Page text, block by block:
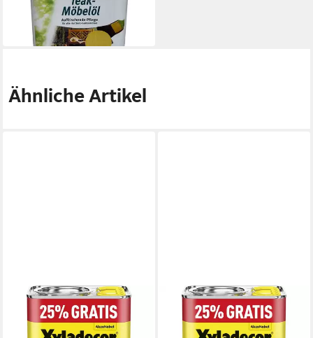
19,40 €
(25,87 €/ 1 l)
in 5-6 Werktagen bei dir
Ähnliche Artikel
XYLADECOR
Holzschutzlasur Xyladecor
Holzschutzlasur 2in1 4+1L
XYLADECOR
Lasur Xyladecor
Holzschutzlasur 2in1 4+1L